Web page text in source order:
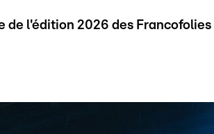
de l'édition 2026 des Francofolies